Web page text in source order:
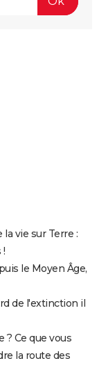
vie sur Terre :
!
le Moyen Âge,
de l'extinction il
? Ce que vous
la route des